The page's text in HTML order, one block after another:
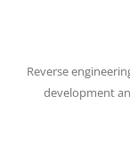
Reverse
development